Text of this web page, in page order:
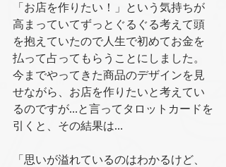
「お店を作りたい！」という気持ちが
高まっていてずっとぐるぐる考えて頭
を抱えていたので人生で初めてお金を
払って占ってもらうことにしました。
今までやってきた商品のデザインを見
せながら、お店を作りたいと考えてい
るのですが…と言ってタロットカードを
引くと、その結果は…
「思いが溢れているのはわかるけど、